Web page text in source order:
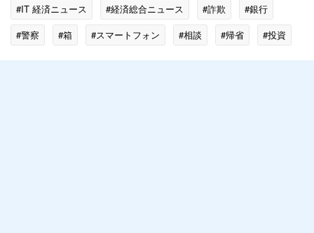
#IT 経済ニュース #経済総合ニュース #詐欺
#銀行
#警察
#箱 #スマートフォン #相談 #帰省
#投資